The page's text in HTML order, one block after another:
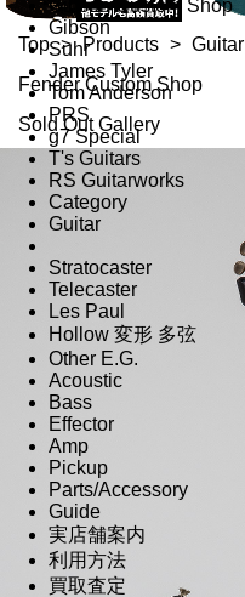
Gibson Custom Shop
Gibson
Suhr
James Tyler
Tom Anderson
PRS
g7 Special
T's Guitars
RS Guitarworks
Category
Guitar
Stratocaster
Telecaster
Les Paul
Hollow 変形 多弦
Other E.G.
Acoustic
Bass
Effector
Amp
Pickup
Parts/Accessory
Guide
実店舗案内
利用方法
買取査定
Top > Products > Guitar
Fender Custom Shop
Sold Out Gallery